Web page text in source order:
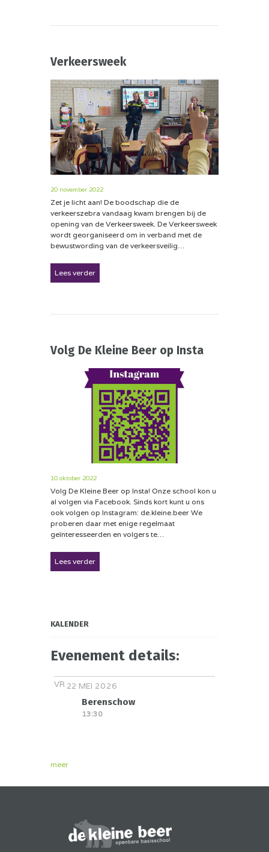
Verkeersweek
20 november 2022
Zet je licht aan! De boodschap die de
verkeerszebra vandaag kwam brengen bij de
opening van de Verkeersweek. De Verkeersweek
wordt georganiseerd om in verband met de
bewustwording van de verkeersveilig…
Lees verder
Volg De Kleine Beer op Insta
10 oktober 2022
Volg De Kleine Beer op Insta! Onze school kon u
al volgen via Facebook. Sinds kort kunt u ons
ook volgen op Instagram: de.kleine.beer We
proberen daar met enige regelmaat
geïnteresseerden en volgers te…
Lees verder
KALENDER
Evenement details:
VR 22 MEI 2026
Berenschow
13:30
meer